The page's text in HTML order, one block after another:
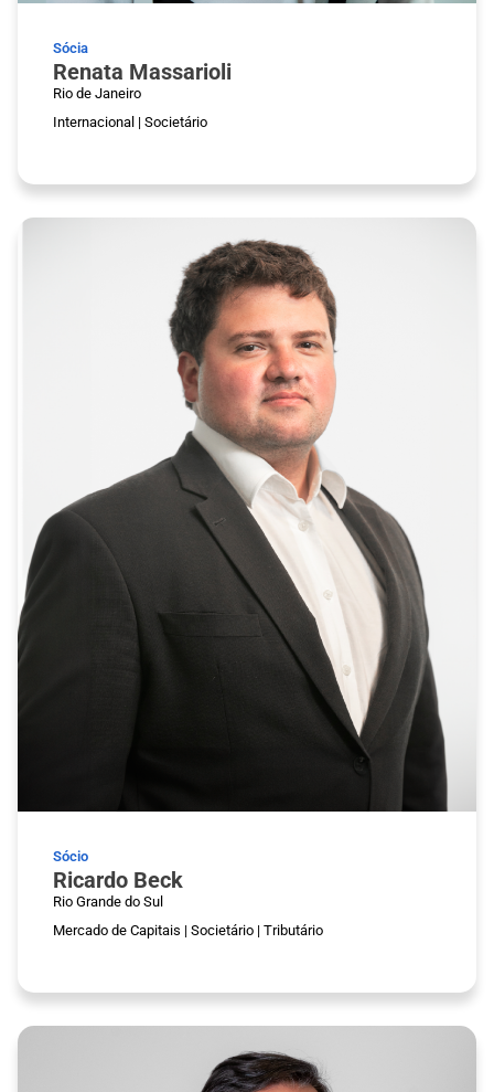
Sócia
Renata Massarioli
Rio de Janeiro
Internacional | Societário
Sócio
Ricardo Beck
Rio Grande do Sul
Mercado de Capitais | Societário | Tributário